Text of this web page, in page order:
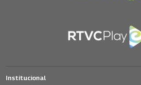
Institucional